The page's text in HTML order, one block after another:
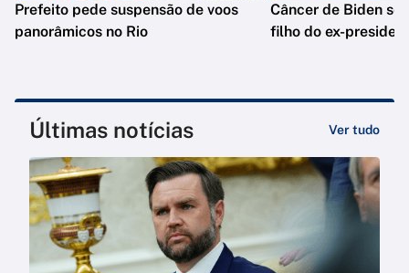
Prefeito pede suspensão de voos
panorâmicos no Rio
Câncer de Biden se
filho do ex-
Últimas notícias Ver tudo